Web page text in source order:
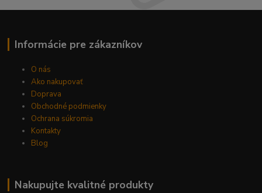
Informácie pre zákazníkov
O nás
Ako nakupovať
Doprava
Obchodné podmienky
Ochrana súkromia
Kontakty
Blog
Nakupujte kvalitné produkty